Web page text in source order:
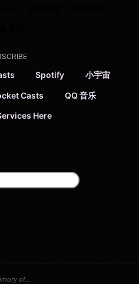
Spotify 小宇宙
Casts QQ 音乐
Here
of...